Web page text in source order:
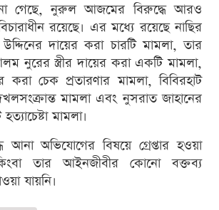
গেছে, নুরুল আজমের বিরুদ্ধে আরও
রয়েছে। এর মধ্যে রয়েছে নাছির
দায়ের করা চারটি মামলা, তার
স্ত্রীর দায়ের করা একটি মামলা,
করা চেক প্রতারণার মামলা, বিবিরহাট
মামলা এবং নুসরাত জাহানের
মামলা।
আনা অভিযোগের বিষয়ে গ্রেপ্তার হওয়া
তার আইনজীবীর কোনো বক্তব্য
যায়নি।